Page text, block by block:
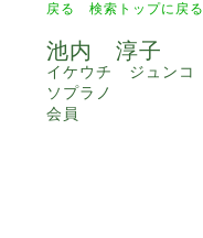
戻る 検索トップに戻る
池内 淳子
イケウチ ジュンコ
ソプラノ
会員